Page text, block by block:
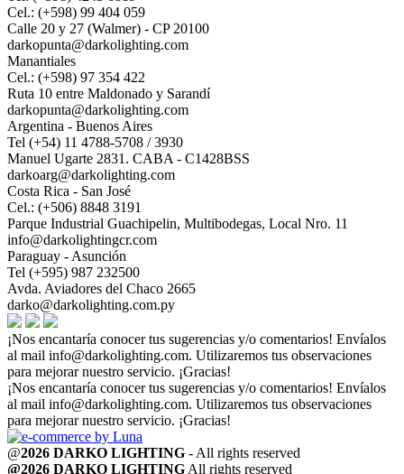
Cel.: (+598) 99 404 059
Calle 20 y 27 (Walmer) - CP 20100
darkopunta@darkolighting.com
Manantiales
Cel.: (+598) 97 354 422
Ruta 10 entre Maldonado y Sarandí
darkopunta@darkolighting.com
Argentina - Buenos Aires
Tel (+54) 11 4788-5708 / 3930
Manuel Ugarte 2831. CABA - C1428BSS
darkoarg@darkolighting.com
Costa Rica - San José
Cel.: (+506) 8848 3191
Parque Industrial Guachipelin, Multibodegas, Local Nro. 11
info@darkolightingcr.com
Paraguay - Asunción
Tel (+595) 987 232500
Avda. Aviadores del Chaco 2665
darko@darkolighting.com.py
¡Nos encantaría conocer tus sugerencias y/o comentarios! Envíalos
al mail info@darkolighting.com. Utilizaremos tus observaciones
para mejorar nuestro servicio. ¡Gracias!
¡Nos encantaría conocer tus sugerencias y/o comentarios! Envíalos
al mail info@darkolighting.com. Utilizaremos tus observaciones
para mejorar nuestro servicio. ¡Gracias!
@2026 DARKO LIGHTING - All rights reserved
@2026 DARKO LIGHTINGAll rights reserved